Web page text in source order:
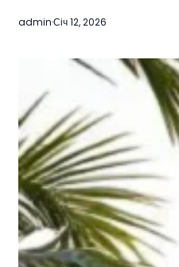
admin·Січ 12, 2026